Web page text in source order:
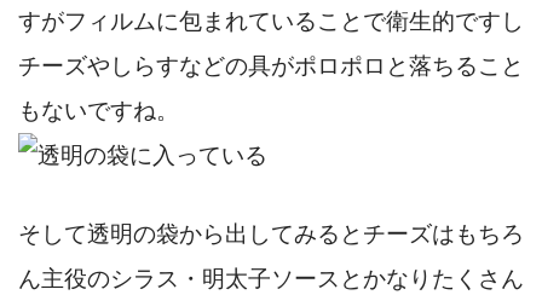
すがフィルムに包まれていることで衛生的ですし
チーズやしらすなどの具がポロポロと落ちること
もないですね。
そして透明の袋から出してみるとチーズはもちろ
ん主役のシラス・明太子ソースとかなりたくさん